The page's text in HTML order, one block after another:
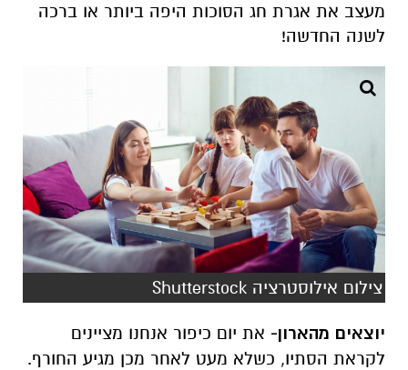
מעצב את אגרת חג הסוכות היפה ביותר או ברכה
לשנה החדשה!
צילום אילוסטרציה Shutterstock
יוצאים מהארון- את יום כיפור אנחנו מציינים
לקראת הסתיו, כשלא מעט לאחר מכן מגיע החורף.